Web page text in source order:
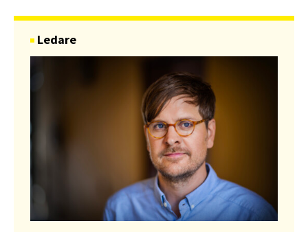
Ledare